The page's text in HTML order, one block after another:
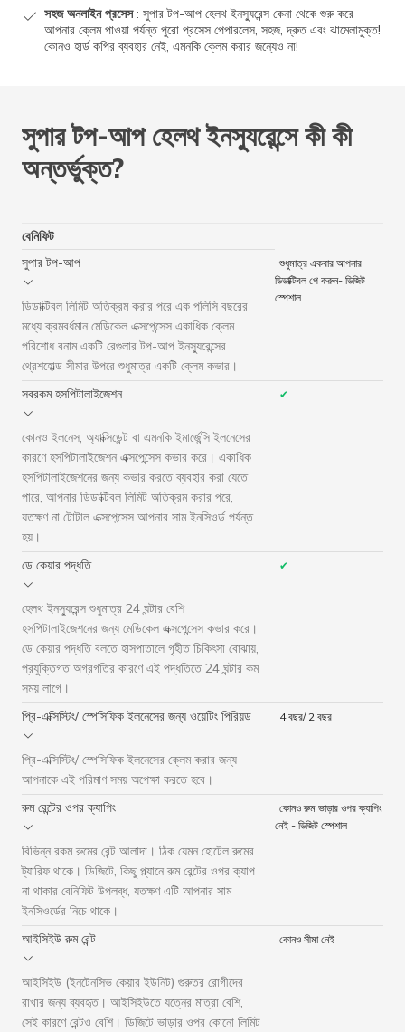
সহজ অনলাইন প্রসেস: সুপার টপ-আপ হেলথ ইনস্যুরেন্স কেনা থেকে শুরু করে
আপনার ক্লেম পাওয়া পর্যন্ত পুরো প্রসেস পেপারলেস, সহজ, দ্রুত এবং ঝামেলামুক্ত!
কোনও হার্ড কপির ব্যবহার নেই, এমনকি ক্লেম করার জন্যেও না!
সুপার টপ-আপ হেলথ ইনস্যুরেন্সে কী কী
অন্তর্ভুক্ত?
বেনিফিট
সুপার টপ-আপ
ডিডাক্টিবল লিমিট অতিক্রম করার পরে এক পলিসি বছরের
মধ্যে ক্রমবর্ধমান মেডিকেল এক্সপেন্সেস একাধিক ক্লেম
পরিশোধ বনাম একটি রেগুলার টপ-আপ ইনস্যুরেন্সের
থ্রেশহোল্ড সীমার উপরে শুধুমাত্র একটি ক্লেম কভার।
শুধুমাত্র একবার আপনার
ডিডাক্টিবল পে করুন- ডিজিট
স্পেশাল
সবরকম হসপিটালাইজেশন
কোনও ইলনেস, অ্যাক্সিডেন্ট বা এমনকি ইমার্জেন্সি ইলনেসের
কারণে হসপিটালাইজেশন এক্সপেন্সেস কভার করে। একাধিক
হসপিটালাইজেশনের জন্য কভার করতে ব্যবহার করা যেতে
পারে, আপনার ডিডাক্টিবল লিমিট অতিক্রম করার পরে,
যতক্ষণ না টোটাল এক্সপেন্সেস আপনার সাম ইনসিওর্ড পর্যন্ত
হয়।
✔
ডে কেয়ার পদ্ধতি
হেলথ ইনস্যুরেন্স শুধুমাত্র 24 ঘন্টার বেশি
হসপিটালাইজেশনের জন্য মেডিকেল এক্সপেন্সেস কভার করে।
ডে কেয়ার পদ্ধতি বলতে হাসপাতালে গৃহীত চিকিৎসা বোঝায়,
প্রযুক্তিগত অগ্রগতির কারণে এই পদ্ধতিতে 24 ঘন্টার কম
সময় লাগে।
✔
প্রি-এক্সিস্টিং/ স্পেসিফিক ইলনেসের জন্য ওয়েটিং পিরিয়ড
প্রি-এক্সিস্টিং/ স্পেসিফিক ইলনেসের ক্লেম করার জন্য
আপনাকে এই পরিমাণ সময় অপেক্ষা করতে হবে।
4 বছর/ 2 বছর
রুম রেন্টের ওপর ক্যাপিং
বিভিন্ন রকম রুমের রেন্ট আলাদা। ঠিক যেমন হোটেল রুমের
ট্যারিফ থাকে। ডিজিটে, কিছু প্ল্যানে রুম রেন্টের ওপর ক্যাপ
না থাকার বেনিফিট উপলব্ধ, যতক্ষণ এটি আপনার সাম
ইনসিওর্ডের নিচে থাকে।
কোনও রুম ভাড়ার ওপর ক্যাপিং
নেই - ডিজিট স্পেশাল
আইসিইউ রুম রেন্ট
আইসিইউ (ইনটেনসিভ কেয়ার ইউনিট) গুরুতর রোগীদের
রাখার জন্য ব্যবহৃত। আইসিইউতে যত্নের মাত্রা বেশি,
সেই কারণে রেন্টও বেশি। ডিজিটে ভাড়ার ওপর কোনো লিমিট
কোনও সীমা নেই